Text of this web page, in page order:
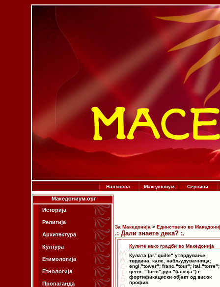
Насловна Македониум Сервиси
Македониум.орг
Историја
Религија
Архитектура
Култура
Етимологија
Етнологија
Пропаганда
За Македонија > Единствено во
.: Дали знаете дека? :.
Кулите како градби во Македонија
Кулата (ar."quille" утврдување,
тврдина, кале, набљудувачница;
engl."tower"; franc."tour"; ital."torre";
germ. "Turm";рус."башнја") е
фортификациски објект од висок
профил.